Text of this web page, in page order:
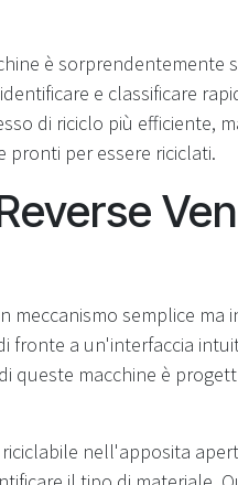
è sorprendentemente
e classificare
di riciclo più efficiente,
pronti per essere riciclati.
meccanismo semplice ma
fronte a un'interfaccia
queste macchine è
nell'apposita